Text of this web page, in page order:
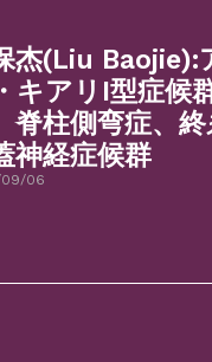
杰(Liu Baojie):
キアリI型症候
脊柱側弯症、
神経症候群
06